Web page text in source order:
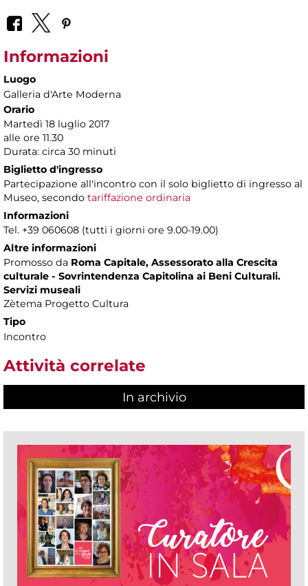
Informazioni
Luogo
Galleria d'Arte Moderna
Orario
Martedì 18 luglio 2017
alle ore 11.30
Durata: circa 30 minuti
Biglietto d'ingresso
Partecipazione all'incontro con il solo biglietto di ingresso al
Museo, secondo tariffazione ordinaria
Informazioni
Tel. +39 060608 (tutti i giorni ore 9.00-19.00)
Altre informazioni
Promosso da Roma Capitale, Assessorato alla Crescita
culturale - Sovrintendenza Capitolina ai Beni Culturali.
Servizi museali
Zètema Progetto Cultura
Tipo
Incontro
Attività correlate
In archivio